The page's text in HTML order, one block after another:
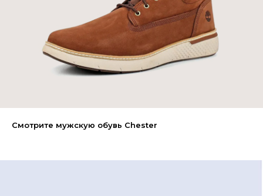
Смотрите мужскую обувь Chester